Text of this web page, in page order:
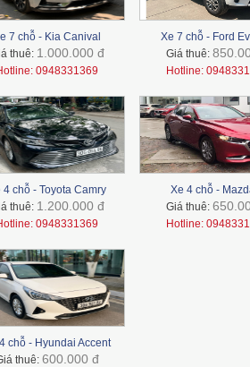
7 chỗ - Kia Canival
thuê: 1.000.000 đ
0948331369
Xe 7 chỗ - Ford
Giá thuê:
Hotline:
4 chỗ - Toyota Camry
thuê: 1.200.000 đ
0948331369
Xe 4 chỗ -
Giá thuê:
Hotline:
chỗ - Hyundai Accent
thuê: 600.000 đ